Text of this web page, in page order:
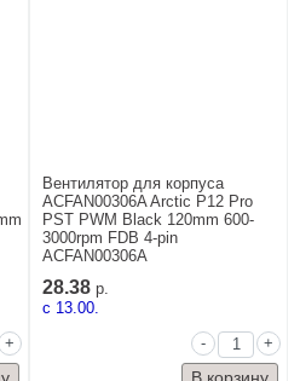
+
Вентилятор для корпуса
ACFAN00306A Arctic P12 Pro
PST PWM Black 120mm 600-
3000rpm FDB 4-pin
ACFAN00306A
28.38 р.
c 13.00.
-
+